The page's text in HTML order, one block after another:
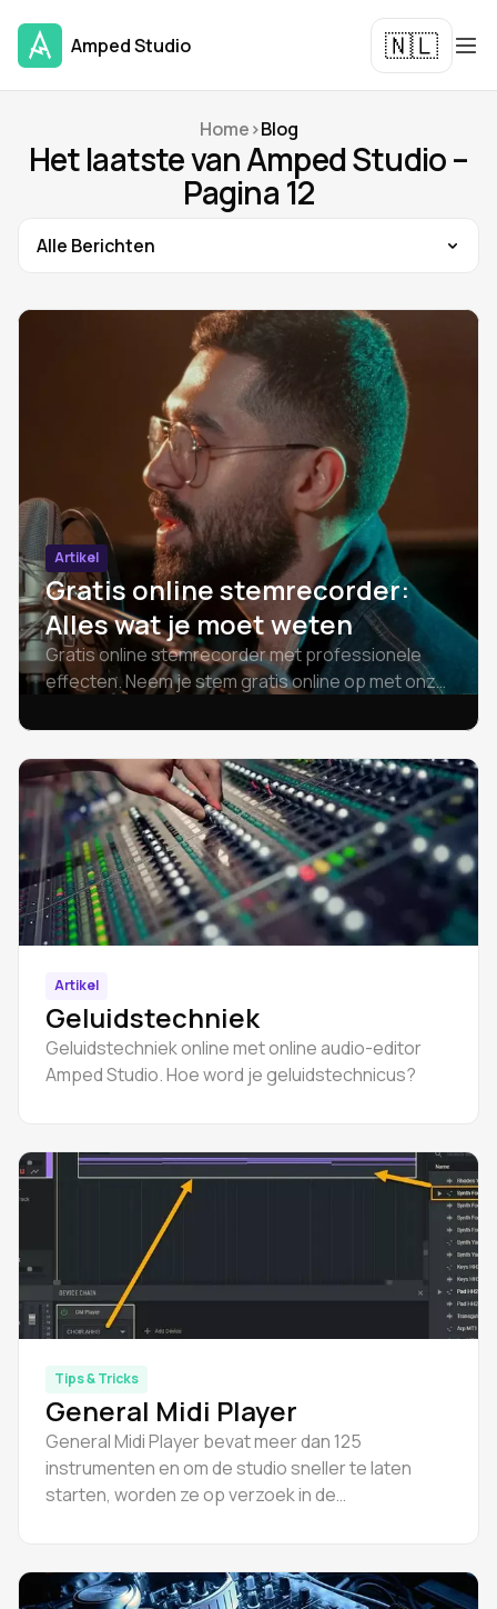
Amped Studio 🇳🇱
Home>Blog
Het laatste van Amped Studio –
Pagina 12
Artikel
Gratis online stemrecorder:
Alles wat je moet weten
Gratis online stemrecorder met professionele
effecten. Neem je stem gratis online op met onze
Artikel
Geluidstechniek
Geluidstechniek online met online audio-editor
Amped Studio. Hoe word je geluidstechnicus?
Tips & Tricks
General Midi Player
General Midi Player bevat meer dan 125
instrumenten en om de studio sneller te laten
starten, worden ze op verzoek in de